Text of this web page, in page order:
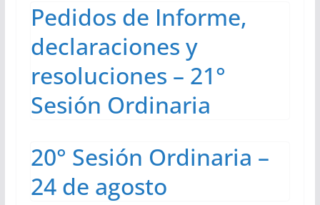
Pedidos de Informe,
declaraciones y
resoluciones – 21°
Sesión Ordinaria
20° Sesión Ordinaria –
24 de agosto